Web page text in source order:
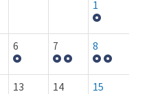
1
6 7 8
13 14 15